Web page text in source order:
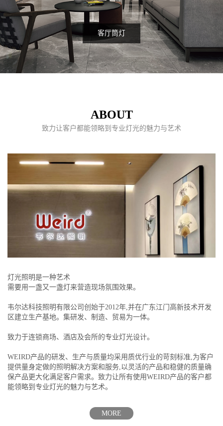
客厅筒灯
ABOUT
致力让客户都能领略到专业灯光的魅力与艺术
灯光照明是一种艺术
需要用一盏又一盏灯来营造现场氛围效果。
韦尔达科技照明有限公司创始于2012年,并在广东江门高新技术开发
区建立生产基地。集研发、制造、贸易为一体。
致力于连锁商场、酒店及会所的专业灯光设计。
WEIRD产品的研发、生产与质量均采用质优行业的苛刻标准,为客户
提供量身定做的照明解决方案和服务,以灵活的产品和稳健的质量确
保产品更大化满足客户需求。致力让所有使用WEIRD产品的客户都
能领略到专业灯光的魅力与艺术。
MORE